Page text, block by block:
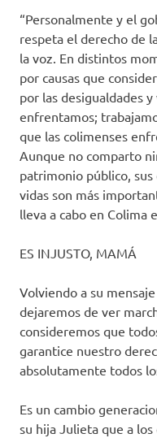
“Personalmente y el
respeta el derecho de
la voz. En distintos
por causas que
por las desigualdades
enfrentamos;
que las colimenses
Aunque no comparto
patrimonio público, sus
vidas son más
lleva a cabo en Colima
ES INJUSTO, MAMÁ
Volviendo a su
dejaremos de ver
consideremos que
garantice nuestro
absolutamente todos
Es un cambio
su hija Julieta que a